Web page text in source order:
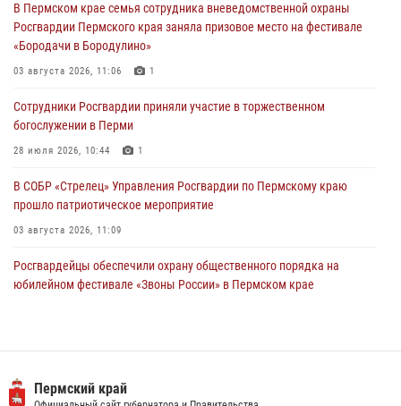
богослужении в Перми
28 июля 2026, 10:44
Росгвардейцы оказали силовую поддержку при задержании
28 июля 2026, 06:15
В Пермском крае семья сотрудника вневедомственной охраны
Росгвардии Пермского края заняла призовое место на фестивале
«Бородачи в Бородулино»
03 августа 2026, 11:06 1
Сотрудники Росгвардии приняли участие в торжественном
богослужении в Перми
28 июля 2026, 10:44 1
В СОБР «Стрелец» Управления Росгвардии по Пермскому краю
прошло патриотическое мероприятие
03 августа 2026, 11:09
Росгвардейцы обеспечили охрану общественного порядка на
юбилейном фестивале «Звоны России» в Пермском крае
ветеринарно-санитарной службы с годовщиной образования
Пермский край